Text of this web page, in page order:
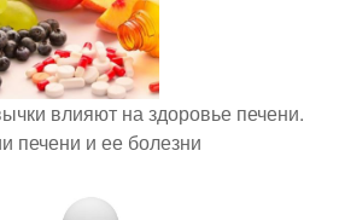
влияют на здоровье печени.
печени и ее болезни